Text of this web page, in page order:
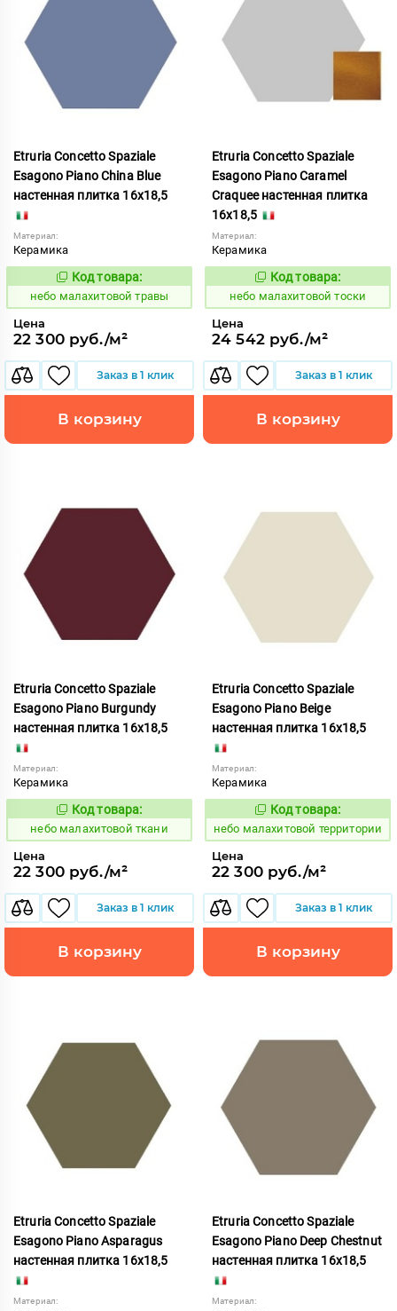
Etruria Concetto Spaziale
Esagono Piano China Blue
настенная плитка 16x18,5
Материал:
Керамика
1115982
Код товара:
небо малахитовой травы
Цена
22 300 руб./м²
Заказ в 1 клик
В корзину
Etruria Concetto Spaziale
Esagono Piano Caramel
Craquee настенная плитка
16x18,5
Материал:
Керамика
1115981
Код товара:
небо малахитовой тоски
Цена
24 542 руб./м²
Заказ в 1 клик
В корзину
Etruria Concetto Spaziale
Esagono Piano Burgundy
настенная плитка 16x18,5
Материал:
Керамика
1115980
Код товара:
небо малахитовой ткани
Цена
22 300 руб./м²
Заказ в 1 клик
В корзину
Etruria Concetto Spaziale
Esagono Piano Beige
настенная плитка 16x18,5
Материал:
Керамика
1115979
Код товара:
небо малахитовой территории
Цена
22 300 руб./м²
Заказ в 1 клик
В корзину
Etruria Concetto Spaziale
Esagono Piano Asparagus
настенная плитка 16x18,5
Материал:
Etruria Concetto Spaziale
Esagono Piano Deep Chestnut
настенная плитка 16x18,5
Материал: